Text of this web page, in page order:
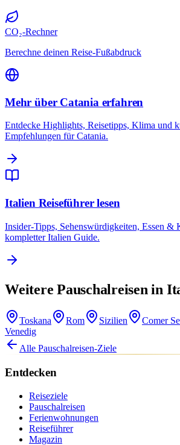
CO₂-Rechner
Berechne deinen Reise-Fußabdruck
Mehr über Catania erfahren
Entdecke Highlights, Reisetipps, Klima und
Empfehlungen für Catania.
Italien Reiseführer lesen
Insider-Tipps, Sehenswürdigkeiten, Essen &
kompletter Italien Guide.
Weitere Pauschalreisen in
Toskana Rom Sizilien Comer
Venedig
Alle Pauschalreisen-Ziele
Entdecken
Reiseziele
Pauschalreisen
Ferienwohnungen
Reiseführer
Magazin